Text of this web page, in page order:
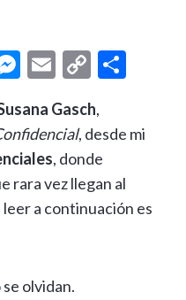
M
se
n
g
er
E
ai
l
C
p
y
Li
n
m
p
ti
Gasch,
, desde mi
, donde
rara vez llegan al
a continuación es
olvidan.